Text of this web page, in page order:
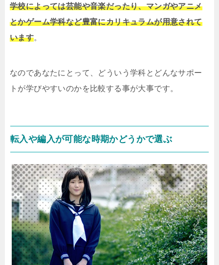
学校によっては芸能や音楽だったり、マンガやアニメ
とかゲーム学科など豊富にカリキュラムが用意されて
います。
なのであなたにとって、どういう学科とどんなサポー
トが学びやすいのかを比較する事が大事です。
転入や編入が可能な時期かどうかで選ぶ